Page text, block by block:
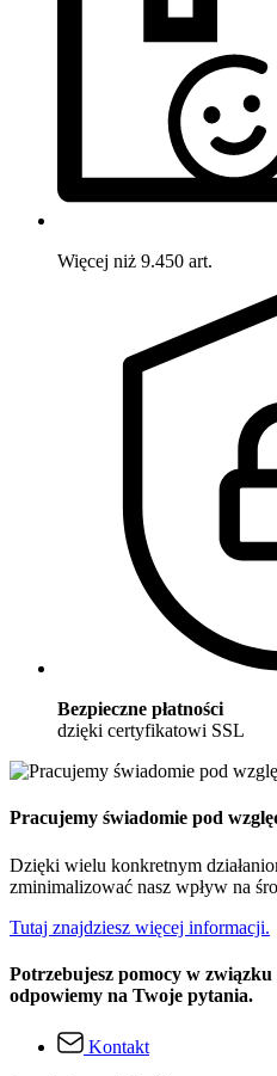
Więcej niż 9.450 art.
Bezpieczne płatności
dzięki certyfikatowi SSL
Pracujemy świadomie pod
Dzięki wielu konkretnym
zminimalizować nasz wpływ na
Tutaj znajdziesz więcej informacji.
Potrzebujesz pomocy w
odpowiemy na Twoje pytania.
Kontakt